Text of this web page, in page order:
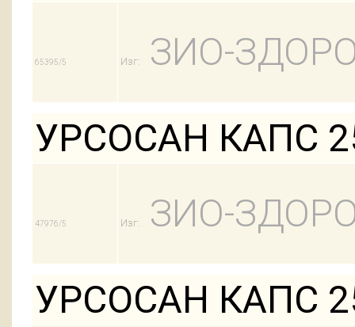
65395/5 Изг:
ЗИО-
УРСОСАН КАПС
47976/5 Изг:
ЗИО-
УРСОСАН КАПС